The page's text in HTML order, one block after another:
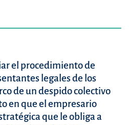
el procedimiento de
legales de los
de un despido colectivo
en que el empresario
que le obliga a